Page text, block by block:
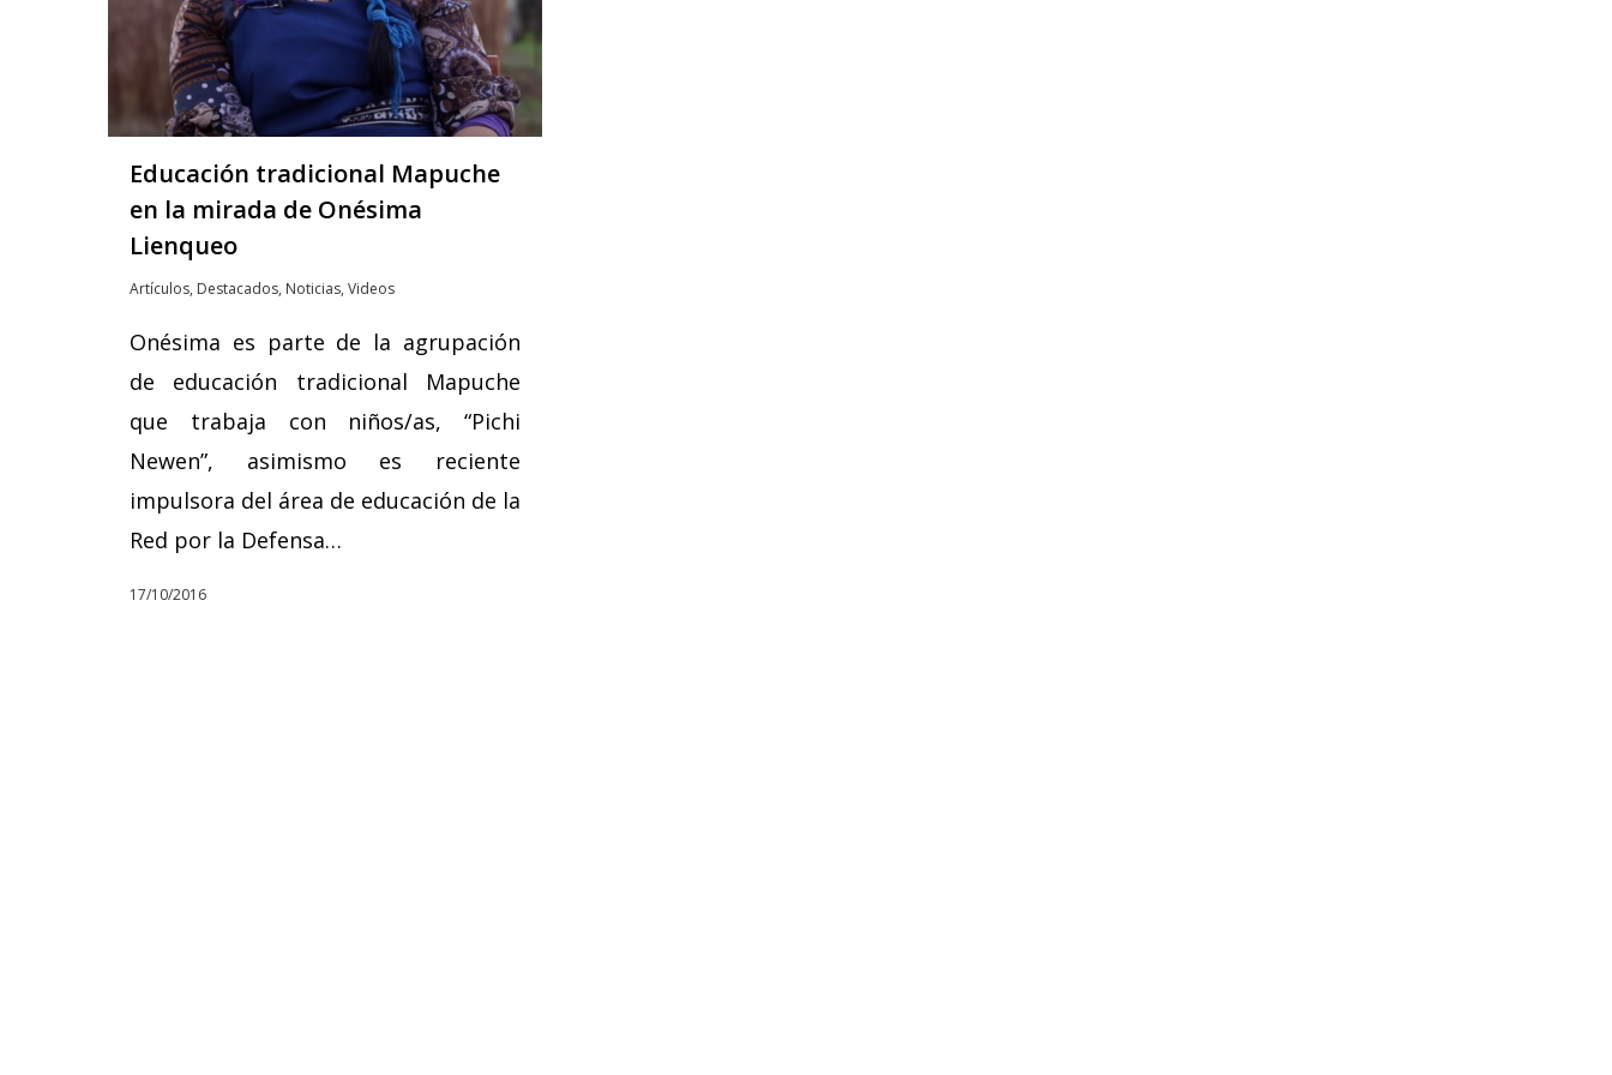
Educación tradicional Mapuche
en la mirada de Onésima
Lienqueo
Artículos, Destacados, Noticias, Videos
Onésima es parte de la agrupación
de educación tradicional Mapuche
que trabaja con niños/as, “Pichi
Newen”, asimismo es reciente
impulsora del área de educación de la
Red por la Defensa…
17/10/2016